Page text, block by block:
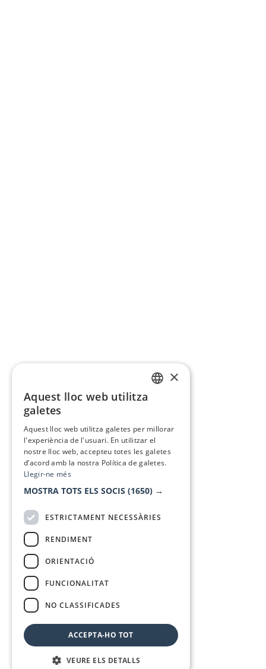
×
Aquest lloc web utilitza
galetes
Aquest lloc web utilitza galetes per millorar
l'experiència de l'usuari. En utilitzar el
nostre lloc web, accepteu totes les galetes
d’acord amb la nostra Política de galetes.
Llegir-ne més
MOSTRA TOTS ELS SOCIS (1650) →
ESTRICTAMENT NECESSÀRIES
RENDIMENT
ORIENTACIÓ
FUNCIONALITAT
NO CLASSIFICADES
ACCEPTA-HO TOT
VEURE ELS DETALLS